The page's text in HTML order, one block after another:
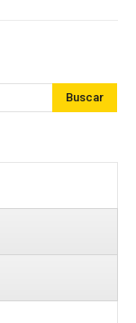
Buscar